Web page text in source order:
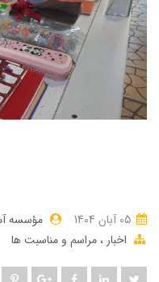
مؤسسه
اخبار مراسم و مناسبت ها